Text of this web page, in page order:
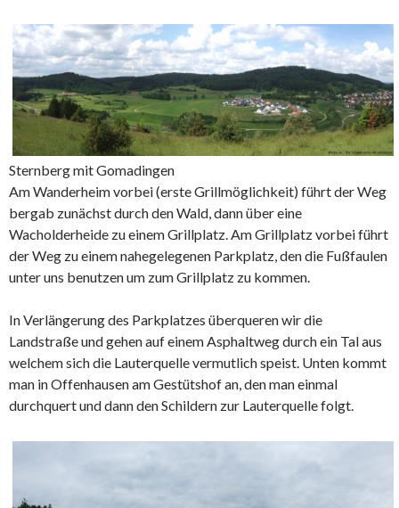
Sternberg mit Gomadingen
Am Wanderheim vorbei (erste Grillmöglichkeit) führt der Weg
bergab zunächst durch den Wald, dann über eine
Wacholderheide zu einem Grillplatz. Am Grillplatz vorbei führt
der Weg zu einem nahegelegenen Parkplatz, den die Fußfaulen
unter uns benutzen um zum Grillplatz zu kommen.
In Verlängerung des Parkplatzes überqueren wir die
Landstraße und gehen auf einem Asphaltweg durch ein Tal aus
welchem sich die Lauterquelle vermutlich speist. Unten kommt
man in Offenhausen am Gestütshof an, den man einmal
durchquert und dann den Schildern zur Lauterquelle folgt.